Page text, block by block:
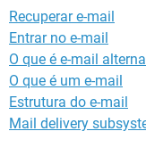
Recuperar e-mail
Entrar no e-mail
O que é e-mail
O que é um e-mail
Estrutura do e-mail
Mail delivery